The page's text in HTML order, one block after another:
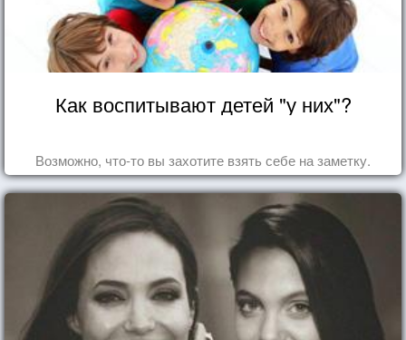
Как воспитывают детей "у них"?
Возможно, что-то вы захотите взять себе на заметку.